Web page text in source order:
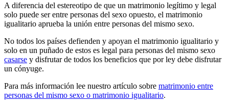
A diferencia del estereotipo de que un matrimonio legítimo y legal
solo puede ser entre personas del sexo opuesto, el matrimonio
igualitario aprueba la unión entre personas del mismo sexo.
No todos los países defienden y apoyan el matrimonio igualitario y
solo en un puñado de estos es legal para personas del mismo sexo
casarse y disfrutar de todos los beneficios que por ley debe disfrutar
un cónyuge.
Para más información lee nuestro artículo sobre matrimonio entre
personas del mismo sexo o matrimonio igualitario.